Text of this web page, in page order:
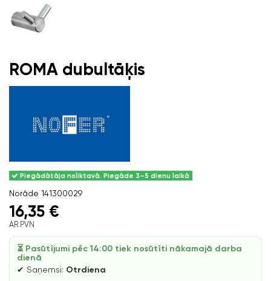
ROMA dubultāķis
Piegādātāja noliktavā. Piegāde 3–5 dienu laikā
Norāde 141300029
16,35 €
AR PVN
⏳ Pasūtījumi pēc 14:00 tiek nosūtīti nākamajā darba
dienā
✔ Saņemsi: Otrdiena